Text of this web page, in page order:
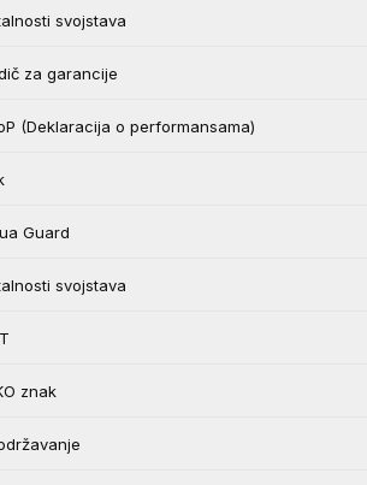
svojstava
za garancije
(Deklaracija o performansama)
Guard
svojstava
znak